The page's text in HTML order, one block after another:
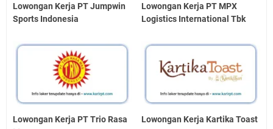
Lowongan Kerja PT Jumpwin
Sports Indonesia
Lowongan Kerja PT MPX
Logistics International Tbk
Lowongan Kerja PT Trio Rasa
Lowongan Kerja Kartika Toast